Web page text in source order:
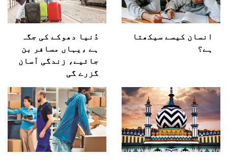
انسان کیسے سیکھتا
ہے؟
دُنیا دھوکے کی جگہ
ہے ،یہاں مسافر بن
جائیے، زندگی آسان
گزرے گی